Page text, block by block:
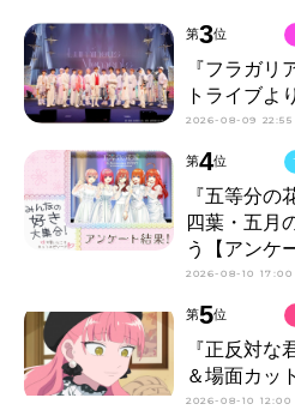
第3位
『フラガリ
トライブよ
2026-08-09 22:55
第4位
『五等分の
四葉・五月
う【アンケ
2026-08-10 17:00
第5位
『正反対な
＆場面カッ
2026-08-10 12:00